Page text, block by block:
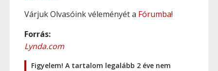
Várjuk Olvasóink véleményét a Fórumba!
Forrás:
Lynda.com
Figyelem! A tartalom legalább 2 éve nem